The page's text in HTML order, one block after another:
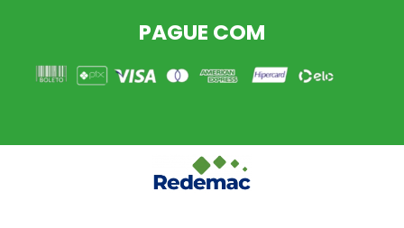
PAGUE COM